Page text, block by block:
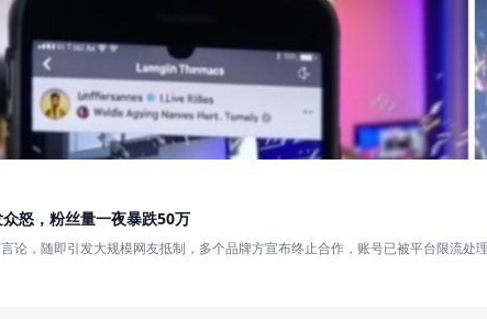
怒，粉丝量一夜暴跌50万
论，随即引发大规模网友抵制，多个品牌方宣布终止合作，账号已被平台限流处